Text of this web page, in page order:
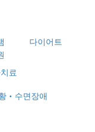
다이어트
료
‧수면장애